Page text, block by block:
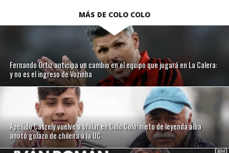
MÁS DE COLO COLO
Fernando Ortiz anticipa un cambio en el equipo que jugará en La Calera:
y no es el ingreso de Vozinha
Apellido Caszely vuelve a brillar en Colo Colo: nieto de leyenda alba
anotó golazo de chilena a la UC